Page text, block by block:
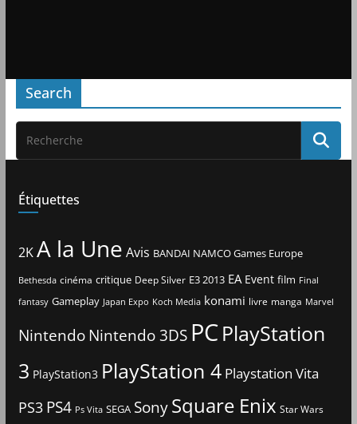
Search
Étiquettes
2KA la Une Avis BANDAI NAMCO Games Europe
Bethesda cinéma critique Deep Silver E3 2013 EA Event film Final
fantasy Gameplay Japan Expo Koch Media konami livre manga Marvel
Nintendo Nintendo 3DS PCPlayStation
3 PlayStation3 PlayStation 4 Playstation Vita
PS3 PS4 Ps Vita SEGA Sony Square Enix Star Wars